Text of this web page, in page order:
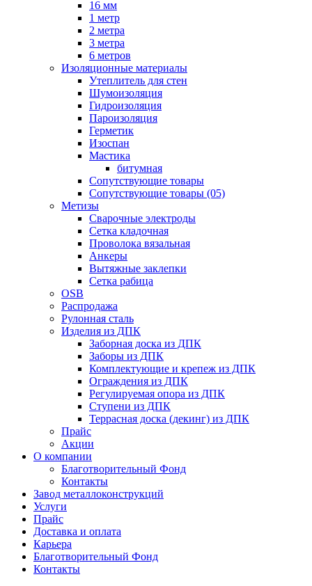
16 мм
1 метр
2 метра
3 метра
6 метров
Изоляционные материалы
Утеплитель для стен
Шумоизоляция
Гидроизоляция
Пароизоляция
Герметик
Изоспан
Мастика
битумная
Сопутствующие товары
Сопутствующие товары (05)
Метизы
Сварочные электроды
Сетка кладочная
Проволока вязальная
Анкеры
Вытяжные заклепки
Сетка рабица
OSB
Распродажа
Рулонная сталь
Изделия из ДПК
Заборная доска из ДПК
Заборы из ДПК
Комплектующие и крепеж из ДПК
Ограждения из ДПК
Регулируемая опора из ДПК
Ступени из ДПК
Террасная доска (декинг) из ДПК
Прайс
Акции
О компании
Благотворительный Фонд
Контакты
Завод металлоконструкций
Услуги
Прайс
Доставка и оплата
Карьера
Благотворительный Фонд
Контакты